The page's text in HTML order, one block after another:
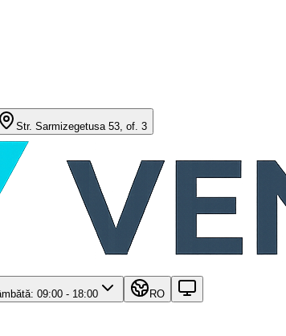
Str. Sarmizegetusa 53, of. 3
09:00 - 18:00 RO